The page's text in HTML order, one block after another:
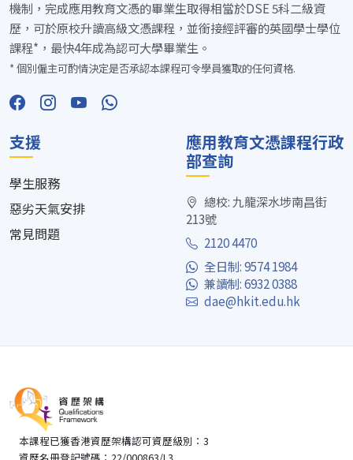
機制，完成應用教育文憑的畢業生取得相當於DSE 5科二級資
歷，可於原校升讀高級文憑課程，並銜接經評審的英國學士學位
課程*，最快4年成為認可大學畢業生。
* 個別僱主可酌情決定是否承認本課程可令學員獲取的任何資格.
支援
學生服務
惡劣天氣安排
常見問題
應用教育文憑課程行政
部查詢
總校: 九龍深水埗南昌街
213號
2120 4470
全日制: 9574 1984
兼讀制: 6932 0388
dae@hkit.edu.hk
本課程已獲香港資歷架構認可資歷級別：3
資歷名冊登記號碼：22/000863/L3